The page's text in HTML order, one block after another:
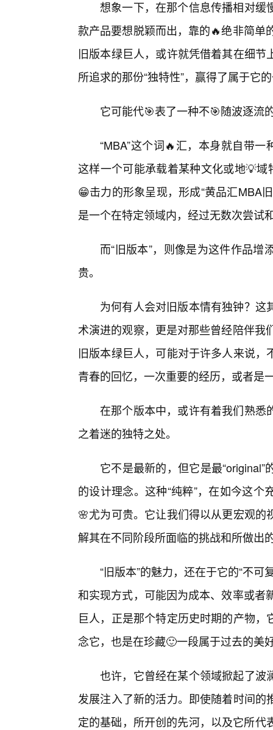
想象一下，在那个信息传播相对缓
款产品要想脱颖而出，靠的🔥绝非简单
旧版本绿巨人，或许就凭借着其在细
所追求的那份“独特性”，赢得了属于它
它可能代🎯表了一种不🎯随波逐流
“MBA”这个词🔥汇，本身就自带
这样一个可能承载着某种文化或地💡
😁击力的形象呈现，形成“黄品汇MBA
是一个在特定领域内，经过无数次尝试
而“旧版本”，则像是为这件作品
贵。
为何有人会对旧版本情有独钟？
术演进的观察，更是对那些曾经陪伴我
旧版本绿巨人，可能对于许多人来说
青春的回忆，一次重要的经历，或者是
在那个版本中，或许有着我们熟悉
之着迷的独特之处。
它不是最新的，但它是最
的设计理念。这种“纯粹”，在如今这
🌸尤为可贵。它让我们得以从更宏观
解其在不同阶段所面临的挑战和所做出
“旧版本”的魅力，还在于它的“不
和实现方式，可能因为成本、效率或者
巨人，正是那个特定历史时期的产物
念它，也是在珍藏🙂一段属于过去的美
也许，它曾经在某个领域掀起了波
发展注入了新的活力。即使随着时间
定的基础，所开创的先河，以及它所